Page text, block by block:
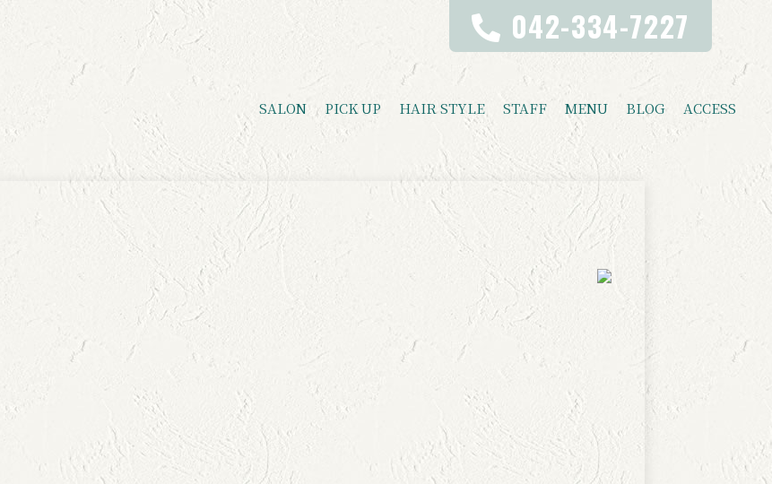
042-334-7227
SALON PICK UP HAIR STYLE STAFF MENU BLOG ACCESS